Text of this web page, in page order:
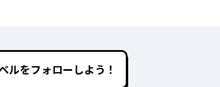
ルをフォローしよう！